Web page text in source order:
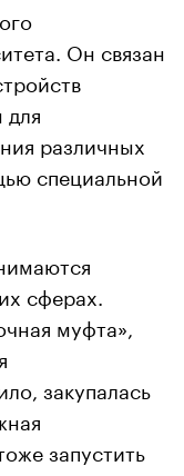
Он связан
для
различных
специальной
сферах.
муфта»,
закупалась
запустить